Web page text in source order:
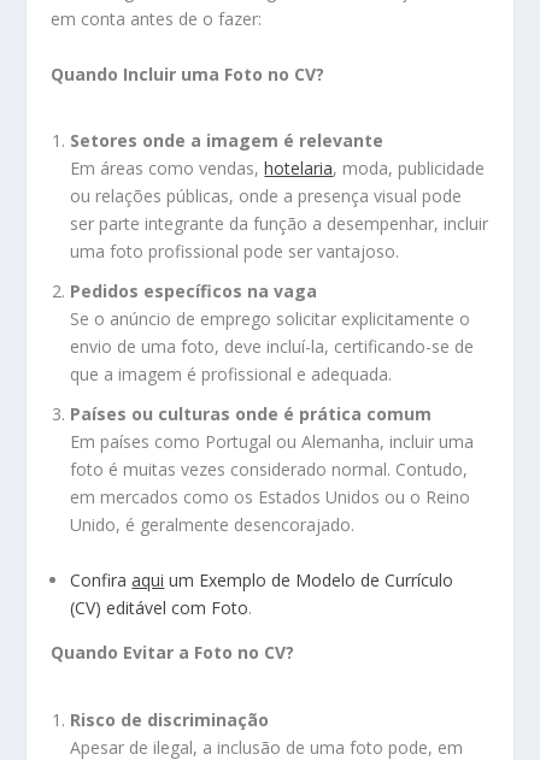
em conta antes de o fazer:
Quando Incluir uma Foto no CV?
Setores onde a imagem é relevante
Em áreas como vendas,hotelaria, moda, publicidade
ou relações públicas, onde a presença visual pode
ser parte integrante da função a desempenhar, incluir
uma foto profissional pode ser vantajoso.
Pedidos específicos na vaga
Se o anúncio de emprego solicitar explicitamente o
envio de uma foto, deve incluí-la, certificando-se de
que a imagem é profissional e adequada.
Países ou culturas onde é prática comum
Em países como Portugal ou Alemanha, incluir uma
foto é muitas vezes considerado normal. Contudo,
em mercados como os Estados Unidos ou o Reino
Unido, é geralmente desencorajado.
Confiraaqui um Exemplo de Modelo de Currículo
(CV) editável com Foto.
Quando Evitar a Foto no CV?
Risco de discriminação
Apesar de ilegal, a inclusão de uma foto pode, em